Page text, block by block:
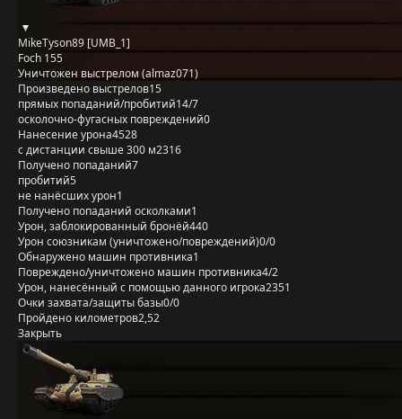
MikeTyson89 [UMB_1]
Foch 155
Уничтожен выстрелом (almaz071)
Произведено выстрелов15
прямых попаданий/пробитий14/7
осколочно-фугасных повреждений0
Нанесение урона4528
с дистанции свыше 300 м2316
Получено попаданий7
пробитий5
не нанёсших урон1
Получено попаданий осколками1
Урон, заблокированный бронёй440
Урон союзникам (уничтожено/повреждений)0/0
Обнаружено машин противника1
Повреждено/уничтожено машин противника4/2
Урон, нанесённый с помощью данного игрока2351
Очки захвата/защиты базы0/0
Пройдено километров2,52
Закрыть